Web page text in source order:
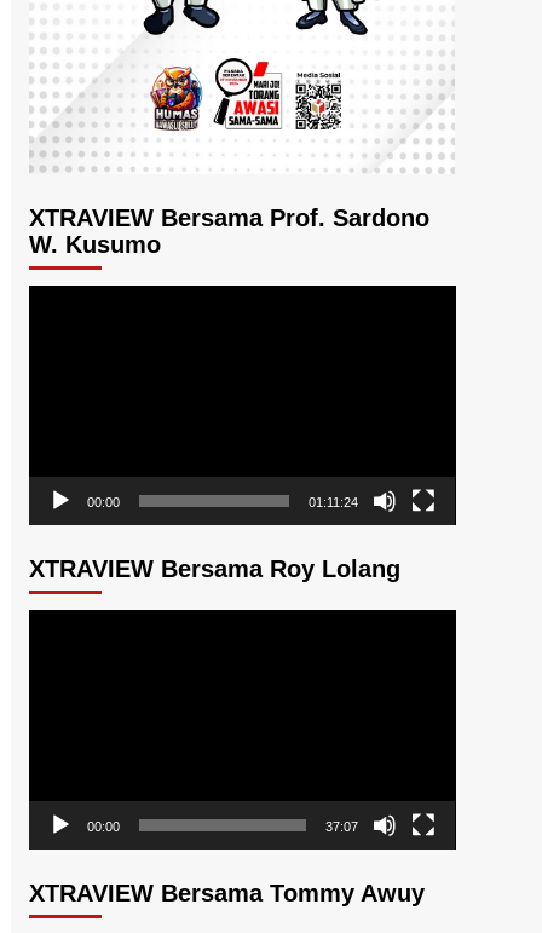
XTRAVIEW Bersama Prof. Sardono
W. Kusumo
00:00 01:11:24
XTRAVIEW Bersama Roy Lolang
00:00 37:07
XTRAVIEW Bersama Tommy Awuy